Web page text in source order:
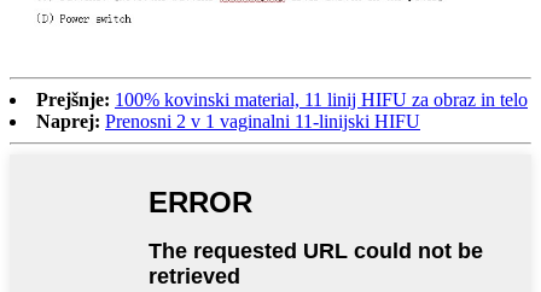
Prejšnje: 100% kovinski material, 11 linij HIFU za obraz in telo
Naprej: Prenosni 2 v 1 vaginalni 11-linijski HIFU